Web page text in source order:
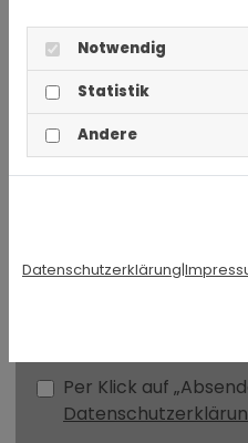
Telefon/Mobil
Per Klick auf
Notwendig
Statistik
Andere
Datenschutzerklärung|